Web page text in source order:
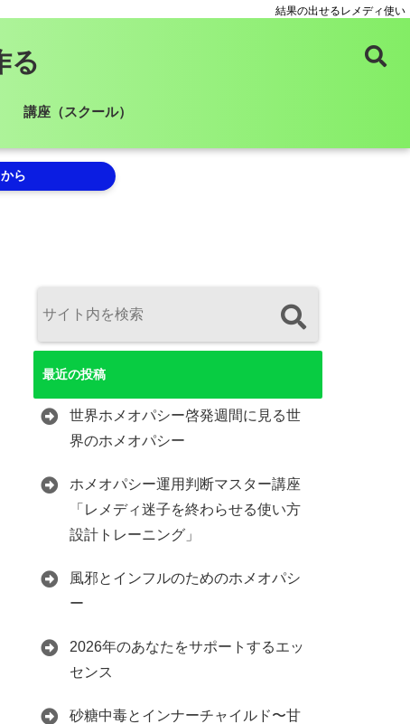
結果の出せるレメディ使い
る
講座（スクール）
ら
最近の投稿
世界ホメオパシー啓発週間に見る世
界のホメオパシー
ホメオパシー運用判断マスター講座
「レメディ迷子を終わらせる使い方
設計トレーニング」
風邪とインフルのためのホメオパシ
ー
2026年のあなたをサポートするエッ
センス
砂糖中毒とインナーチャイルド〜甘